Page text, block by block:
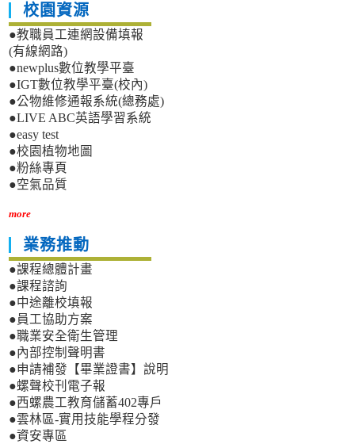
競
賽
賽
校園資源
●教職員工連網設備填報
(有線網路)
●newplus數位教學平臺
●IGT數位教學平臺(校內)
●公物維修通報系統(總務處)
●LIVE ABC英語學習系統
●easy test
●校園植物地圖
●粉絲專頁
●空氣品質
more
業務推動
●課程總體計畫
●課程諮詢
●中途離校填報
●員工協助方案
●職業安全衛生管理
●內部控制聲明書
●申請補發【畢業證書】說明
●螺聲校刊電子報
●西螺農工教育儲蓄402專戶
●雲林區-實用技能學程分發
●資安專區